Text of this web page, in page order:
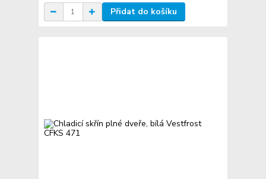
Přidat do košíku